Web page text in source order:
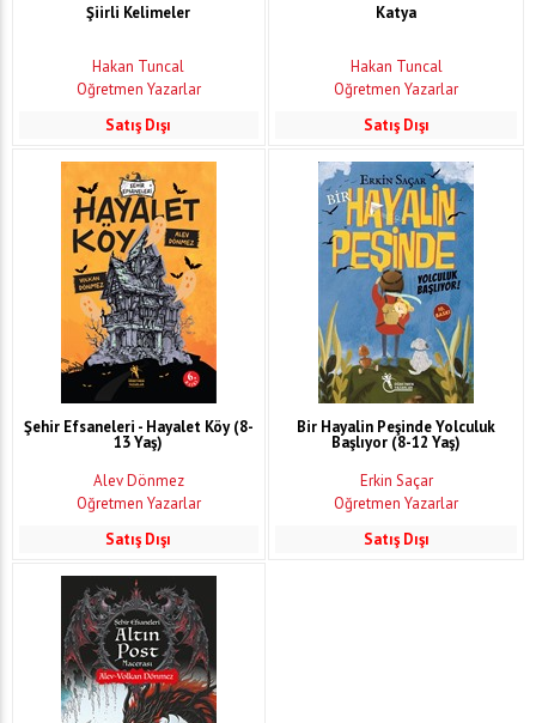
Şiirli Kelimeler
Hakan Tuncal
Öğretmen Yazarlar
Satış Dışı
Katya
Hakan Tuncal
Öğretmen Yazarlar
Satış Dışı
Şehir Efsaneleri - Hayalet Köy (8-
13 Yaş)
Alev Dönmez
Öğretmen Yazarlar
Satış Dışı
Bir Hayalin Peşinde Yolculuk
Başlıyor (8-12 Yaş)
Erkin Saçar
Öğretmen Yazarlar
Satış Dışı